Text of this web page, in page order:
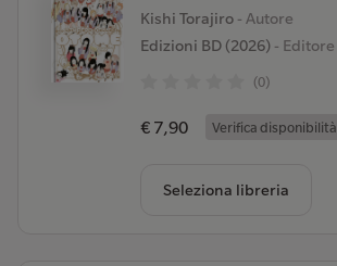
Kishi Torajiro - Autore
Edizioni BD (2026)- Editore
(0)
€ 7,90 Verifica disponibilità
Seleziona libreria